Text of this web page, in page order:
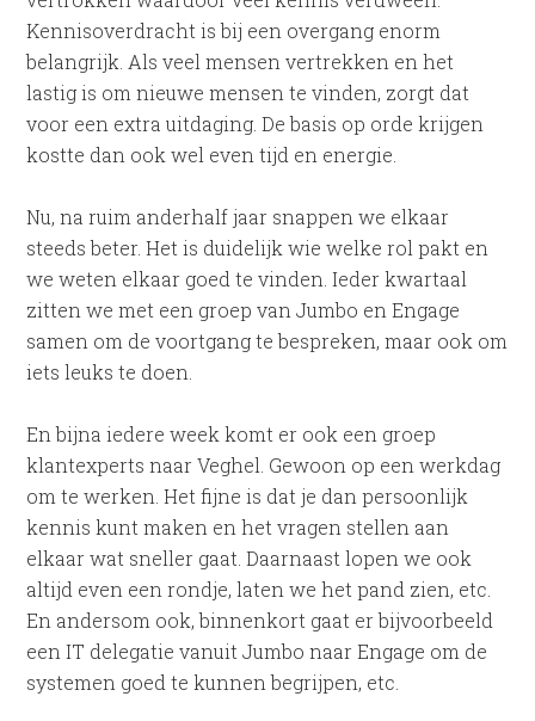
Kennisoverdracht is bij een overgang enorm
belangrijk. Als veel mensen vertrekken en het
lastig is om nieuwe mensen te vinden, zorgt dat
voor een extra uitdaging. De basis op orde krijgen
kostte dan ook wel even tijd en energie.
Nu, na ruim anderhalf jaar snappen we elkaar
steeds beter. Het is duidelijk wie welke rol pakt en
we weten elkaar goed te vinden. Ieder kwartaal
zitten we met een groep van Jumbo en Engage
samen om de voortgang te bespreken, maar ook om
iets leuks te doen.
En bijna iedere week komt er ook een groep
klantexperts naar Veghel. Gewoon op een werkdag
om te werken. Het fijne is dat je dan persoonlijk
kennis kunt maken en het vragen stellen aan
elkaar wat sneller gaat. Daarnaast lopen we ook
altijd even een rondje, laten we het pand zien, etc.
En andersom ook, binnenkort gaat er bijvoorbeeld
een IT delegatie vanuit Jumbo naar Engage om de
systemen goed te kunnen begrijpen, etc.